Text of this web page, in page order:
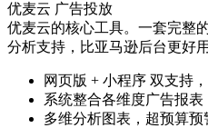
优麦云 广告投放
优麦云的核心工具。一套完整
分析支持，比亚马逊后台更好用
网页版 + 小程序 双支持
系统整合各维度广告报
多维分析图表，超预算